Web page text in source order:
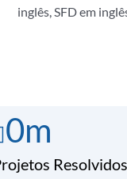
inglês, SFD em
0m
Resolvidos